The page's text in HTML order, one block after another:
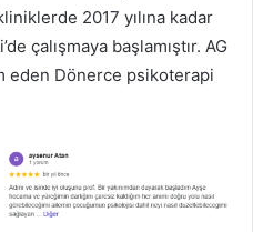
2017 yılına kadar
çalışmaya başlamıştır. AG
eden Dönerce psikoterapi